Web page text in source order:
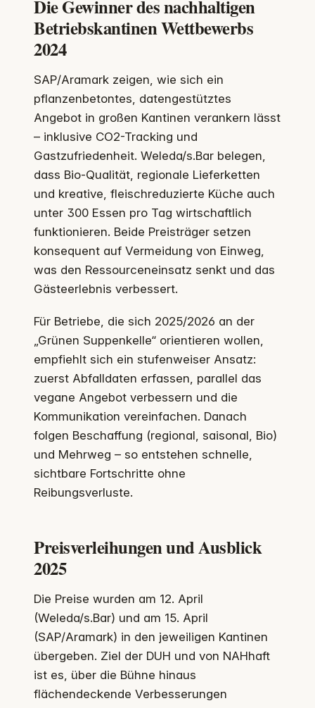
Die Gewinner des nachhaltigen
Betriebskantinen Wettbewerbs
2024
SAP/Aramark zeigen, wie sich ein
pflanzenbetontes, datengestütztes
Angebot in großen Kantinen verankern lässt
– inklusive CO2-Tracking und
Gastzufriedenheit. Weleda/s.Bar belegen,
dass Bio-Qualität, regionale Lieferketten
und kreative, fleischreduzierte Küche auch
unter 300 Essen pro Tag wirtschaftlich
funktionieren. Beide Preisträger setzen
konsequent auf Vermeidung von Einweg,
was den Ressourceneinsatz senkt und das
Gästeerlebnis verbessert.
Für Betriebe, die sich 2025/2026 an der
„Grünen Suppenkelle“ orientieren wollen,
empfiehlt sich ein stufenweiser Ansatz:
zuerst Abfalldaten erfassen, parallel das
vegane Angebot verbessern und die
Kommunikation vereinfachen. Danach
folgen Beschaffung (regional, saisonal, Bio)
und Mehrweg – so entstehen schnelle,
sichtbare Fortschritte ohne
Reibungsverluste.
Preisverleihungen und Ausblick
2025
Die Preise wurden am 12. April
(Weleda/s.Bar) und am 15. April
(SAP/Aramark) in den jeweiligen Kantinen
übergeben. Ziel der DUH und von NAHhaft
ist es, über die Bühne hinaus
flächendeckende Verbesserungen